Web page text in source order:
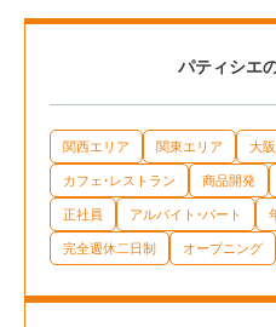
パティシエ
関西エリア 関東エリア 大
カフェ・レストラン 商品開発
正社員 アルバイト・パート
完全週休二日制 オープニング